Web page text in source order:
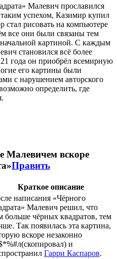
Малевич прославился
успехом, Казимир купил
стал рисовать на компьютере
все они были связаны тем
картиной. С каждым
становился всё более
года он приобрёл всемирную
его картины были
с нарушением авторского
определить, где
Малевичем вскоре
Править
Краткое описание
написания «Чёрного
Малевич решил, что
больше чёрных квадратов, тем
Так появилась эта картина,
вскоре незаконно
и
Гарри Каспаров.